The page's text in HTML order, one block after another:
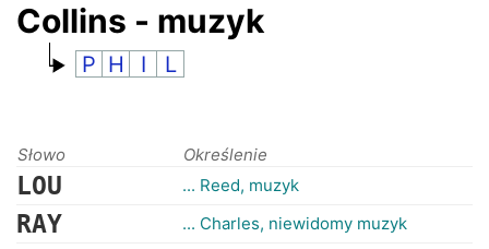
RANKINGI
Collins - muzyk
P H I L
Słowo Określenie
LOU ... Reed, muzyk
RAY ... Charles, niewidomy muzyk